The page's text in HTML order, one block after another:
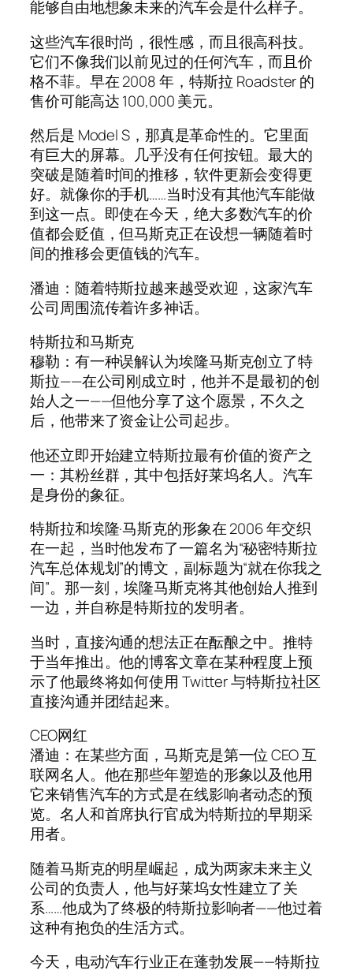
能够自由地想象未来的汽车会是什么样子。
这些汽车很时尚，很性感，而且很高科技。
它们不像我们以前见过的任何汽车，而且价
格不菲。早在 2008 年，特斯拉 Roadster 的
售价可能高达 100,000 美元。
然后是 Model S，那真是革命性的。它里面
有巨大的屏幕。几乎没有任何按钮。最大的
突破是随着时间的推移，软件更新会变得更
好。就像你的手机……当时没有其他汽车能做
到这一点。即使在今天，绝大多数汽车的价
值都会贬值，但马斯克正在设想一辆随着时
间的推移会更值钱的汽车。
潘迪：随着特斯拉越来越受欢迎，这家汽车
公司周围流传着许多神话。
特斯拉和马斯克
穆勒：有一种误解认为埃隆马斯克创立了特
斯拉——在公司刚成立时，他并不是最初的创
始人之一——但他分享了这个愿景，不久之
后，他带来了资金让公司起步。
他还立即开始建立特斯拉最有价值的资产之
一：其粉丝群，其中包括好莱坞名人。汽车
是身份的象征。
特斯拉和埃隆·马斯克的形象在 2006 年交织
在一起，当时他发布了一篇名为“秘密特斯拉
汽车总体规划”的博文，副标题为“就在你我之
间”。那一刻，埃隆马斯克将其他创始人推到
一边，并自称是特斯拉的发明者。
当时，直接沟通的想法正在酝酿之中。推特
于当年推出。他的博客文章在某种程度上预
示了他最终将如何使用 Twitter 与特斯拉社区
直接沟通并团结起来。
CEO网红
潘迪：在某些方面，马斯克是第一位 CEO 互
联网名人。他在那些年塑造的形象以及他用
它来销售汽车的方式是在线影响者动态的预
览。名人和首席执行官成为特斯拉的早期采
用者。
随着马斯克的明星崛起，成为两家未来主义
公司的负责人，他与好莱坞女性建立了关
系……他成为了终极的特斯拉影响者——他过着
这种有抱负的生活方式。
今天，电动汽车行业正在蓬勃发展——特斯拉